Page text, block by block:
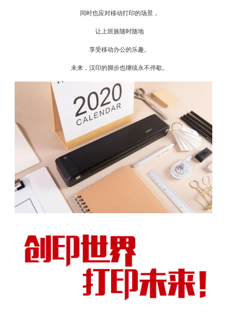
同时也应对移动打印的场景，
让上班族随时随地
享受移动办公的乐趣。
未来，汉印的脚步也继续永不停歇。